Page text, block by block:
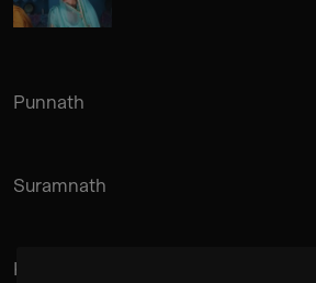
Punnath
Suramnath
Kishan Hadi